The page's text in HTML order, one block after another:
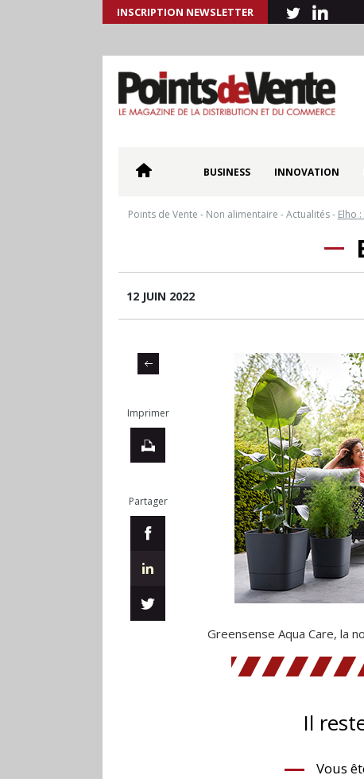
INSCRIPTION NEWSLETTER
BUSINESS INNOVATION
Points de Vente - Non alimentaire -Actualités- Elho
12 JUIN 2022
Imprimer
Partager
Greensense Aqua Care, la
Il
Vous